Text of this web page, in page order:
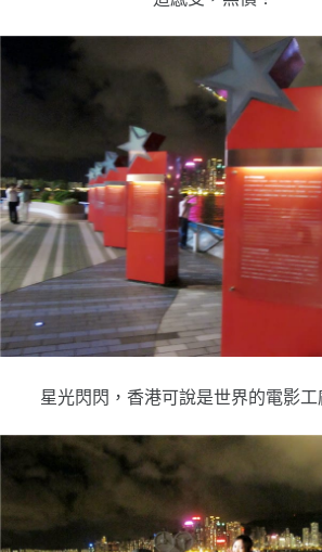
星光閃閃，香港可說是世界的電影工